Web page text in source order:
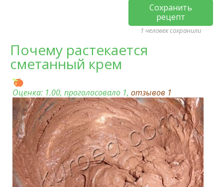
Сохранить
рецепт
1 человек сохранили
Почему растекается
сметанный крем
Оценка: 1.00, проголосовало 1, отзывов 1